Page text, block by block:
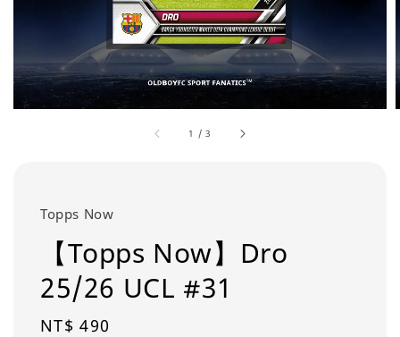
1 /3
Topps Now
【Topps Now】Dro
25/26 UCL #31
Regular
NT$ 490